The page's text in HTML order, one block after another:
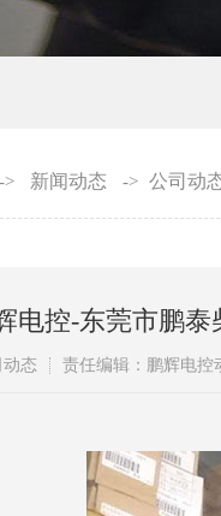
-> 新闻动态 -> 公司动
电控-东莞市鹏泰
态 责任编辑：鹏辉电控